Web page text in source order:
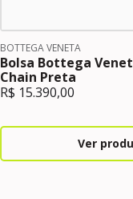
BOTTEGA VENETA
Bolsa Bottega
Chain Preta
R$ 15.390,00
Ver